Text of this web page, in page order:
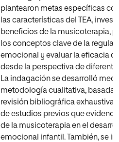
plantearon metas específicas
las características del TEA,
beneficios de la musicoterapia,
los conceptos clave de la
emocional y evaluar la eficacia
desde la perspectiva de
La indagación se desarrolló
metodología cualitativa, basada
revisión bibliográfica exhaustiva
de estudios previos que
de la musicoterapia en el
emocional infantil. También, se